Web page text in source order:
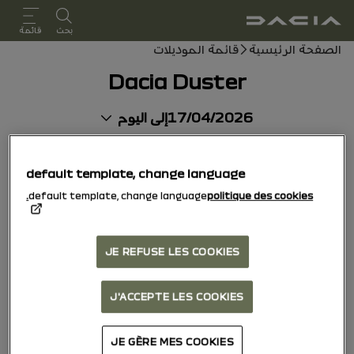
دليل المستخدم
بحث قائمة
مسار التنقل
الصفحة الرئيسية قائمة الموديلات
Dacia Duster
17/04/2026إلى اليوم
default template, change language
default template, change languagepolitique des cookies.
JE REFUSE LES COOKIES
J'ACCEPTE LES COOKIES
JE GÈRE MES COOKIES